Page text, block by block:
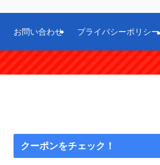
お問い合わせ プライバシーポリシー
クーポンをチェック！